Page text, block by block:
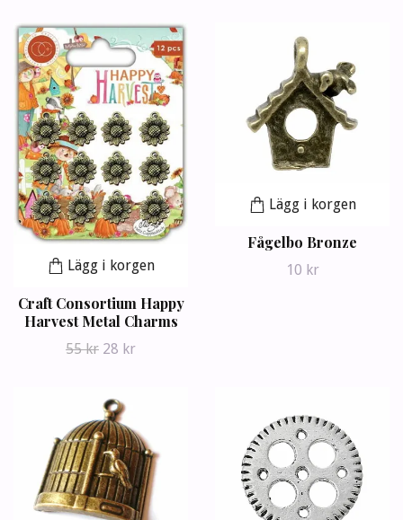
Lägg i korgen
Craft Consortium Happy
Harvest Metal Charms
55 kr 28 kr
Lägg i korgen
Fågelbo Bronze
10 kr